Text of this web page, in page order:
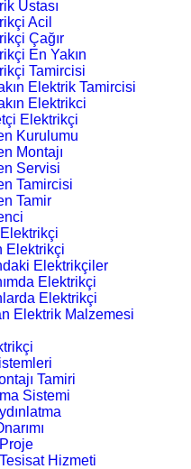
Ustası
Acil
Çağır
En Yakın
Tamircisi
Elektrik Tamircisi
Elektrikci
Elektrikçi
Kurulumu
Montajı
Servisi
Tamircisi
Tamir
Elektrikçi
Elektrikçiler
Elektrikçi
Elektrikçi
Elektrik Malzemesi
Tamiri
Sistemi
Hizmeti